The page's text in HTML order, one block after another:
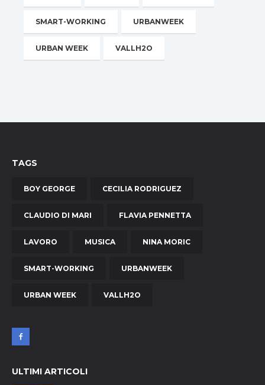
SMART-WORKING URBANWEEK
URBAN WEEK VALLH2O
TAGS
BOY GEORGE CECILIA RODRIGUEZ
CLAUDIO DI MARI FLAVIA PENNETTA
LAVORO MUSICA NINA MORIC
SMART-WORKING URBANWEEK
URBAN WEEK VALLH2O
ULTIMI ARTICOLI